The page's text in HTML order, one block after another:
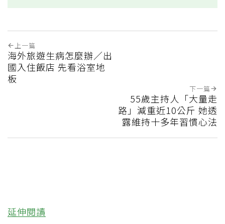
上一篇
海外旅遊生病怎麼辦／出
國入住飯店 先看浴室地
板
下一篇
55歲主持人「大量走
路」減重近10公斤 她透
露維持十多年習慣心法
延伸閱讀